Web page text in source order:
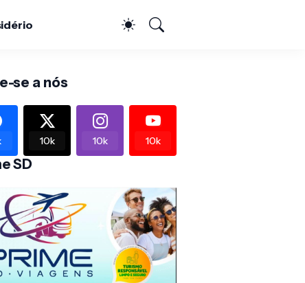
se a nós
10k 10k 10k
SD